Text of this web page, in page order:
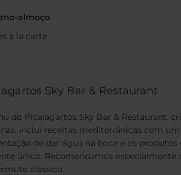
almoço
à la carte
Sky Bar & Restaurant
do Picalagartos Sky Bar & Restaurant,
inclui receitas mediterrânicas com
de dar água na boca e os
único. Recomendamos especialmente
clássico.
Destino
Check-in
Ocupação